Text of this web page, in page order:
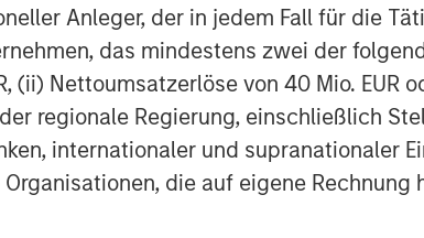
Anleger, der in jedem Fall für die
das mindestens zwei der
(ii) Nettoumsatzerlöse von 40 Mio. EUR
regionale Regierung, einschließlich
internationaler und supranationaler
die auf eigene Rechnung
or follow
equity investor with $102
more than 700 investors as of